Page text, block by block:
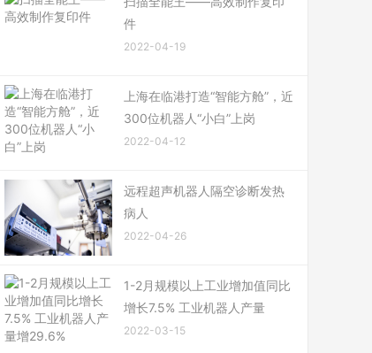
件
2022-04-19
上海在临港打造“智能方舱”，近
300位机器人“小白”上岗
2022-04-12
远程超声机器人隔空诊断发热
病人
2022-04-26
1-2月规模以上工业增加值同比
增长7.5% 工业机器人产量
2022-03-15